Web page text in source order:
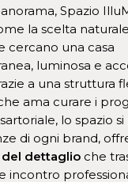
Spazio
la scelta
cercano una casa
luminosa e
a una struttura
ama curare i
lo spazio
di ogni brand,
del dettaglio che
incontro